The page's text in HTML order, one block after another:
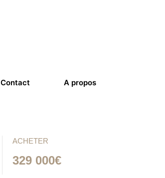
Contact A propos
ACHETER
329 000€